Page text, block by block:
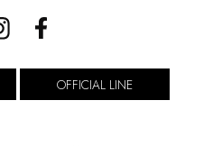
OFFICIAL LINE